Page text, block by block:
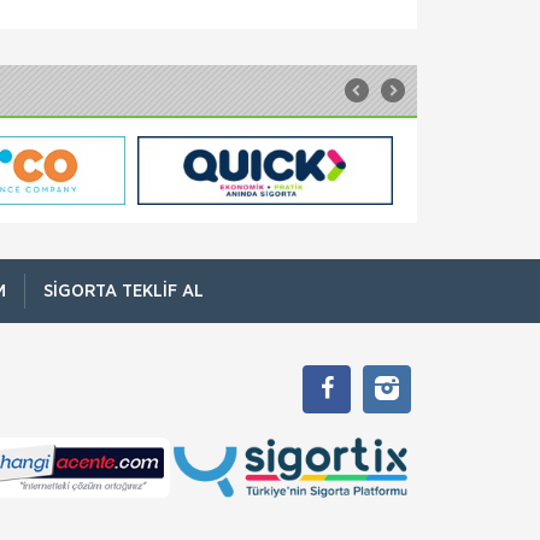
Yurtdışı Seyyah Seyahat Sigortası Siz
seyahatinizin tadını çıkarın, endişelerinizi de
yanınızda taşımayın diye size özel bir ürün
hazırladık. Yurtdışı Se
Quick Sigorta
Seyahat Sigortası
Vize başvurularınızda da kullanabileceğiniz
içinde satın alabilirsiniz. Quick Seyahat Sağlık
Sigortası, yurt dışı s
Sompo Sigorta
Sorumluluklarında Sompo Japan Güvencesi
Tarım Sigortası
Devlet Destekli Tarım sigortası poliçeleri
SIGORTA TEKLIF AL